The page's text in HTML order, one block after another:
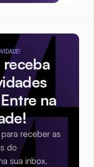
receba
na
receber as
do
sua inbox.